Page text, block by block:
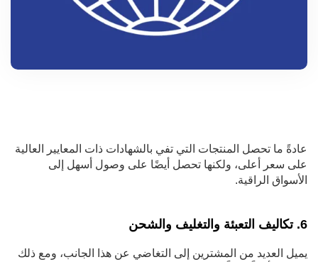
عادةً ما تحصل المنتجات التي تفي بالشهادات ذات المعايير العالية
على سعر أعلى، ولكنها تحصل أيضًا على وصول أسهل إلى
الأسواق الراقية.
6. تكاليف التعبئة والتغليف والشحن
يميل العديد من المشترين إلى التغاضي عن هذا الجانب، ومع ذلك